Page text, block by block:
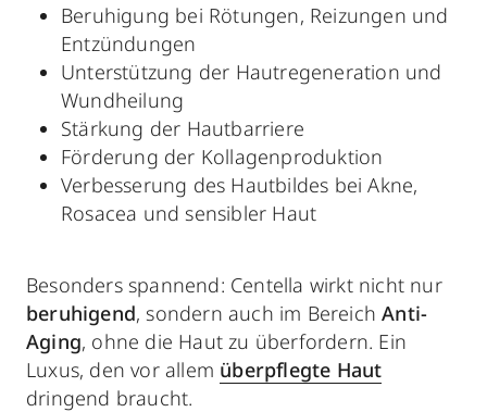
Beruhigung bei Rötungen, Reizungen und
Entzündungen
Unterstützung der Hautregeneration und
Wundheilung
Stärkung der Hautbarriere
Förderung der Kollagenproduktion
Verbesserung des Hautbildes beiAkne,
Rosacea und sensibler Haut
Besonders spannend: Centella wirkt nicht nur
beruhigend, sondern auch im BereichAnti-
Aging, ohne die Haut zu überfordern. Ein
Luxus, den vor allem überpflegte Haut
dringend braucht.